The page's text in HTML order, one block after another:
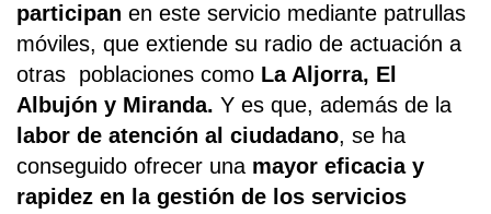
participan en este servicio mediante patrullas
móviles, que extiende su radio de actuación a
otras poblaciones como La Aljorra, El
Albujón y Miranda. Y es que, además de la
labor de atención al ciudadano, se ha
conseguido ofrecer una mayor eficacia y
rapidez en la gestión de los servicios